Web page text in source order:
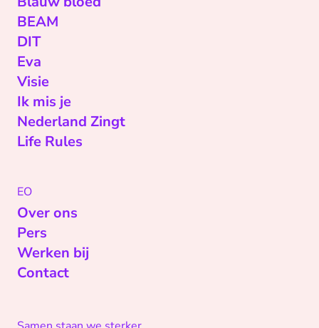
BEAM
DIT
Eva
Visie
Ik mis je
Nederland Zingt
Life Rules
EO
Over ons
Pers
Werken bij
Contact